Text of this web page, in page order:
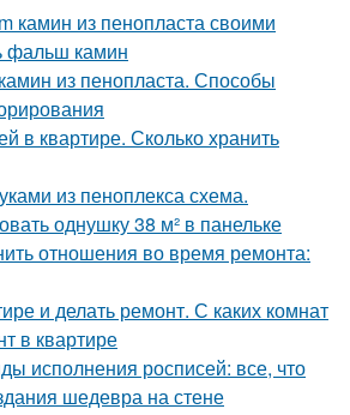
камин из пенопласта своими
фальш камин
из пенопласта. Способы
в квартире. Сколько хранить
из пеноплекса схема.
однушку 38 м² в панельке
отношения во время ремонта:
и делать ремонт. С каких комнат
в квартире
исполнения росписей: все, что
шедевра на стене